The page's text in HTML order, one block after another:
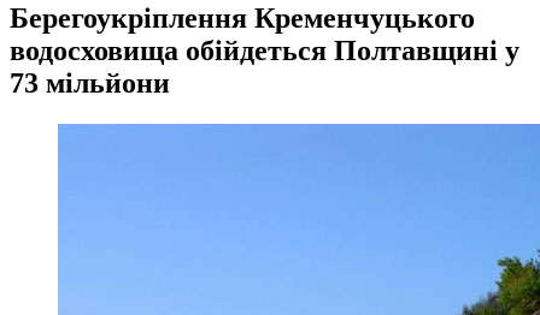
Берегоукріплення Кременчуцького
водосховища обійдеться Полтавщині у
73 мільйони